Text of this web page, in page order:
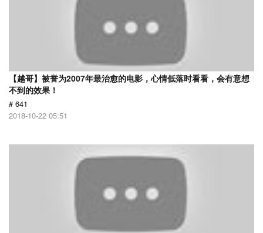
【越哥】被誉为2007年最治愈的电影，心情低落时看看，会有意想
不到的效果！
# 641
2018-10-22 05:51